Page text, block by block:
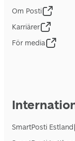
Om Posti
Karriärer
För media
SmartPosti Estland